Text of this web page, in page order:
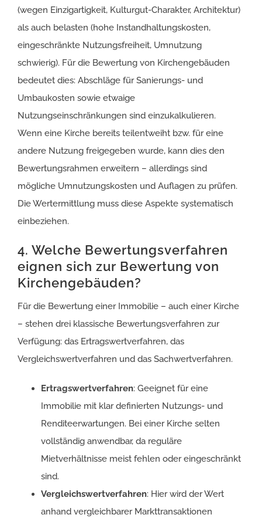
(wegen Einzigartigkeit, Kulturgut-Charakter, Architektur)
als auch belasten (hohe Instandhaltungskosten,
eingeschränkte Nutzungsfreiheit, Umnutzung
schwierig). Für die Bewertung von Kirchengebäuden
bedeutet dies: Abschläge für Sanierungs- und
Umbaukosten sowie etwaige
Nutzungseinschränkungen sind einzukalkulieren.
Wenn eine Kirche bereits teilentweiht bzw. für eine
andere Nutzung freigegeben wurde, kann dies den
Bewertungsrahmen erweitern – allerdings sind
mögliche Umnutzungskosten und Auflagen zu prüfen.
Die Wertermittlung muss diese Aspekte systematisch
einbeziehen.
4. Welche Bewertungsverfahren
eignen sich zur Bewertung von
Kirchengebäuden?
Für die Bewertung einer Immobilie – auch einer Kirche
– stehen drei klassische Bewertungsverfahren zur
Verfügung: das Ertragswertverfahren, das
Vergleichswertverfahren und das Sachwertverfahren.
Ertragswertverfahren: Geeignet für eine
Immobilie mit klar definierten Nutzungs- und
Renditeerwartungen. Bei einer Kirche selten
vollständig anwendbar, da reguläre
Mietverhältnisse meist fehlen oder eingeschränkt
sind.
Vergleichswertverfahren: Hier wird der Wert
anhand vergleichbarer Markttransaktionen